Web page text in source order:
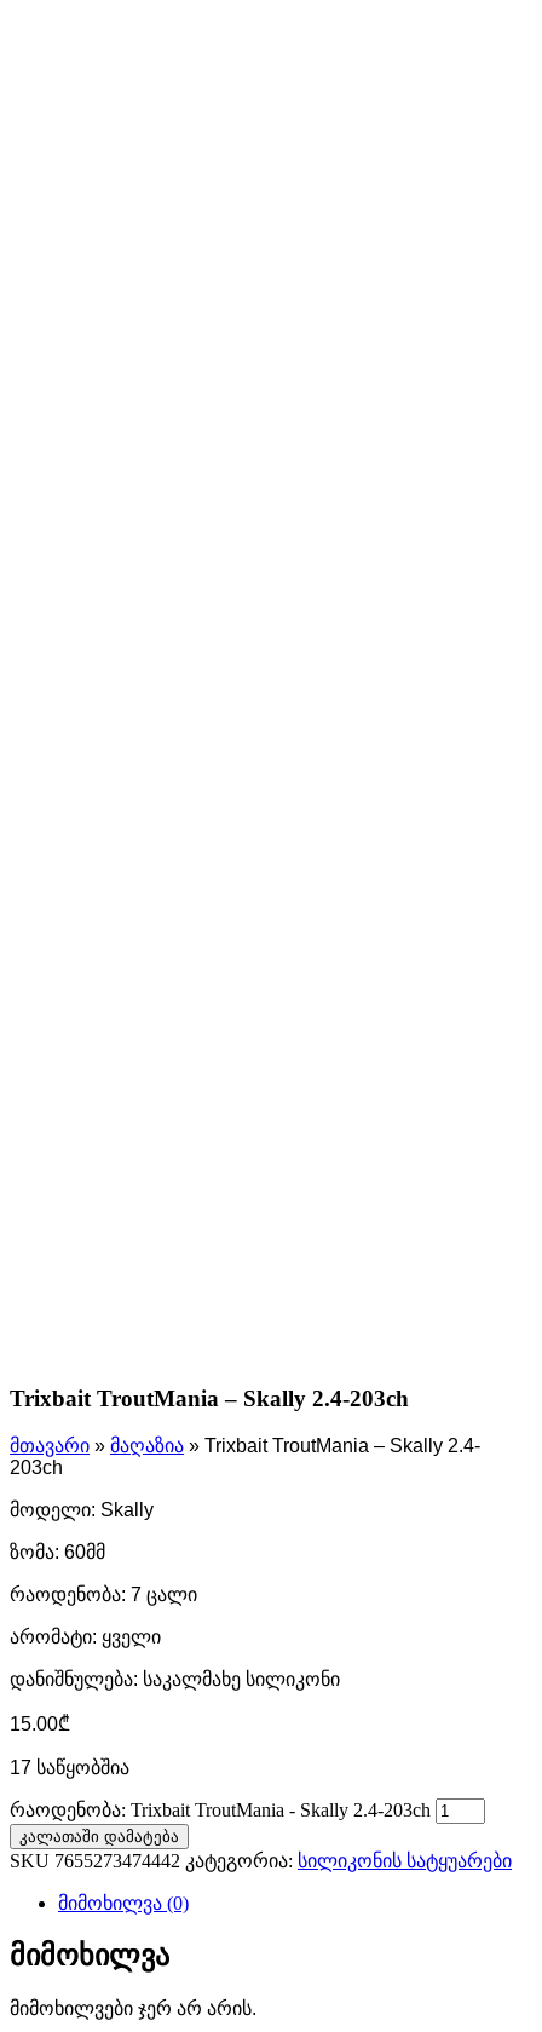
Trixbait TroutMania – Skally 2.4-203ch
მთავარი » მაღაზია » Trixbait TroutMania – Skally 2.4-
203ch
მოდელი: Skally
ზომა: 60მმ
რაოდენობა: 7 ცალი
არომატი: ყველი
დანიშნულება: საკალმახე სილიკონი
15.00₾
17 საწყობშია
რაოდენობა: Trixbait TroutMania - Skally 2.4-203ch
კალათაში დამატება
SKU 7655273474442 კატეგორია: სილიკონის სატყუარები
მიმოხილვა (0)
მიმოხილვა
მიმოხილვები ჯერ არ არის.